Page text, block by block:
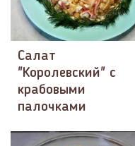
Салат
"Королевский" с
крабовыми
палочками